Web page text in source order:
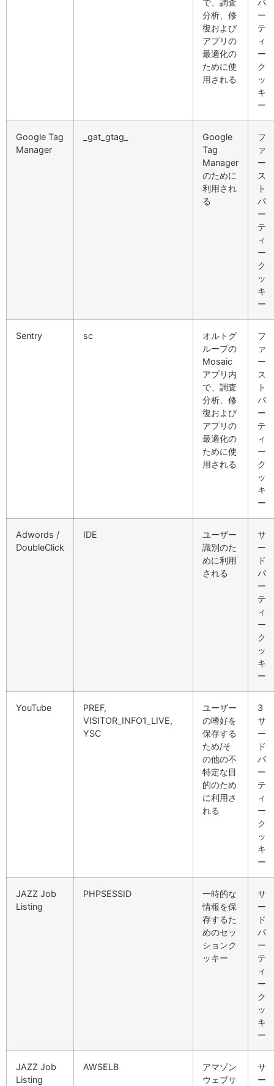
で、調査
分析、修
復および
アプリの
最適化の
ために使
用される
パ
ー
テ
ィ
ー
ク
ッ
キ
ー
Google Tag
Manager
_gat_gtag_
Google
Tag
Manager
のために
利用され
る
フ
ァ
ー
ス
ト
パ
ー
テ
ィ
ー
ク
ッ
キ
ー
Sentry sc
オルトグ
ループの
Mosaic
アプリ内
で、調査
分析、修
復および
アプリの
最適化の
ために使
用される
フ
ァ
ー
ス
ト
パ
ー
テ
ィ
ー
ク
ッ
キ
ー
Adwords /
DoubleClick
IDE
ユーザー
識別のた
めに利用
される
サ
ー
ド
パ
ー
テ
ィ
ー
ク
ッ
キ
ー
YouTube
PREF,
VISITOR_INFO1_LIVE,
YSC
ユーザー
の嗜好を
保存する
ため/そ
の他の不
特定な目
的のため
に利用さ
れる
3
サ
ー
ド
パ
ー
テ
ィ
ー
ク
ッ
キ
ー
JAZZ Job
Listing
PHPSESSID
一時的な
情報を保
存するた
めのセッ
ションク
ッキー
サ
ー
ド
パ
ー
テ
ィ
ー
ク
ッ
キ
ー
JAZZ Job
Listing
AWSELB
アマゾン
ウェブサ
サ
ー